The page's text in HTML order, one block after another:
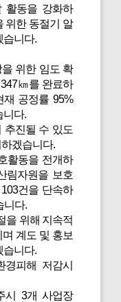
활동을 강화하
위한 동절기 알
습니다.
위한 임도 확
㎞를 완료하
공정률 95%
니다.
추진될 수 있도
겠습니다.
활동을 전개하
림자원을 보호
건을 단속하
니다.
을 위해 지속적
계도 및 홍보
습니다.
피해 저감시
시 3개 사업장